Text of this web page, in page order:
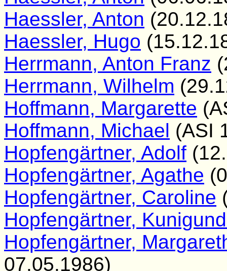
Haessler, Anton
Haessler, Hugo
Herrmann, Anton Franz
Herrmann, Wilhelm
Hoffmann, Margarette
Hoffmann, Michael (ASI
Hopfengärtner, Adolf
Hopfengärtner, Agathe
Hopfengärtner, Caroline
Hopfengärtner,
Hopfengärtner,
07.05.1986)